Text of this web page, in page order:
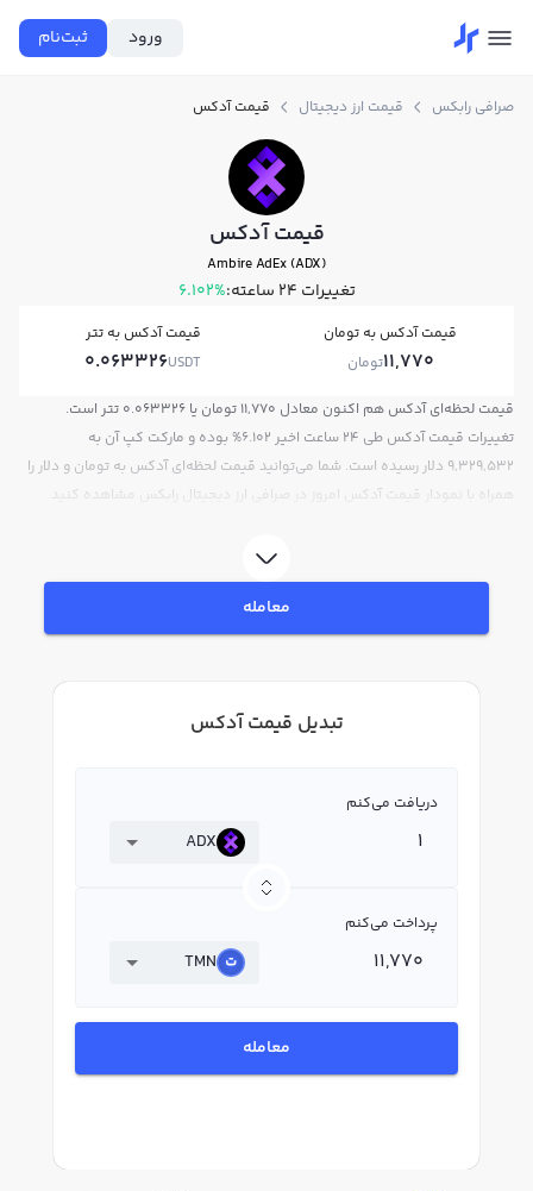
ورود ثبت‌نام
صرافی رابکس قیمت ارز دیجیتال قیمت آدکس
قیمت آدکس
Ambire AdEx (ADX)
تغییرات ۲۴ ساعته: 6.102%
قیمت آدکس به تومان
11,770تومان
قیمت آدکس به تتر
0.063326USDT
قیمت لحظه‌ای آدکس هم اکنون معادل 11,770 تومان یا 0.063326 تتر است.
تغییرات قیمت آدکس طی 24 ساعت اخیر 6.102% بوده و مارکت کپ آن به
9,329,532 دلار رسیده است. شما می‌توانید قیمت لحظه‌ای آدکس به تومان و دلار را
همراه با نمودار قیمت آدکس امروز در صرافی ارز دیجیتال رابکس مشاهده کنید.
معامله
تبدیل قیمت آدکس
دریافت می‌کنم
ADX
پرداخت می‌کنم
TMN
معامله